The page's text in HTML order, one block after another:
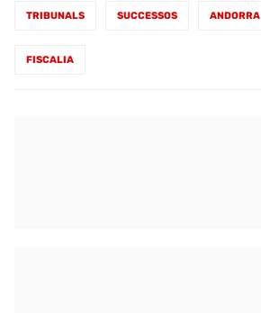
TRIBUNALS SUCCESSOS ANDORRA
FISCALIA